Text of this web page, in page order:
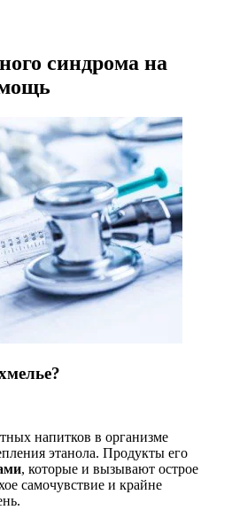
синдрома на
напитков в организме
этанола. Продукты его
, которые и вызывают острое
самочувствие и крайне